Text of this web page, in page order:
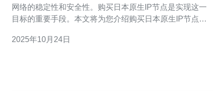
网络的稳定性和安全性。购买日本原生IP节点是实现这一
目标的重要手段。本文将为您介绍购买日本原生IP节点的
的网络体验。 首先，了解什么是日本原生IP节点非常重
2025年10月24日